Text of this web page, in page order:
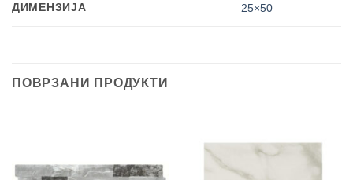
ДИМЕНЗИЈА 25×50
ПОВРЗАНИ ПРОДУКТИ